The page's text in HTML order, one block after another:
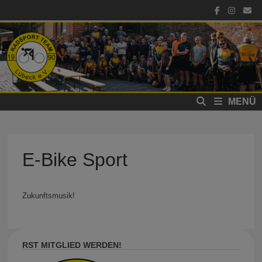
springen
MENÜ
E-Bike Sport
Zukunftsmusik!
RST MITGLIED WERDEN!